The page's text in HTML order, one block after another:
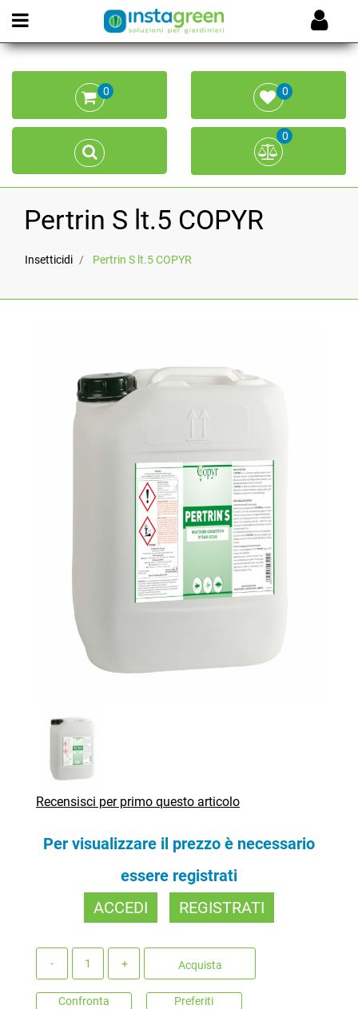
Open menu
0 0
0
Pertrin S lt.5 COPYR
Insetticidi Pertrin S lt.5 COPYR
Recensisci per primo questo articolo
Per visualizzare il prezzo è necessario
essere registrati
ACCEDI
REGISTRATI
Acquista
Confronta Preferiti